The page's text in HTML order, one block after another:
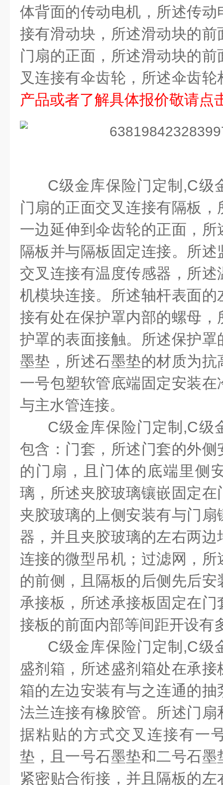
体背面的传动电机，所述传
接有滑动块，所述滑动块的
门扇的正面，所述滑动块的
叉连接有伞齿轮，所述伞齿轮
产品或者了解具体报价敬请
C级金库保险门定制 ,C级
门扇的正面交叉连接有隔板
一边延伸到伞齿轮的正面，
隔板并与隔板固定连接。所
交叉连接有温度传感器，所
机模块连接。所述轴杆表面
接有处在保护罩内部的螺母
护罩的表面接触。所述保护
墨垫，所述石墨垫的材质为
一号包塑软管底端固定安装
与主水管连接。
C级金库保险门定制 ,C级
包含：门套，所述门套的外
的门扇，且门体的底端里侧
璃，所述夹胶玻璃镶嵌固定
夹胶玻璃的上侧安装有与门
器，并且夹胶玻璃的左右两
连接的微型吊机；过滤网，
的前侧，且隔板的后侧先后
承接板，所述承接板固定在
接板的前面内部等间距开设有
C级金库保险门定制 ,C级
盛剂箱，所述盛剂箱处在承
箱的左边安装有与之连通的
法兰连接有橡胶管。所述门
据粘贴的方式交叉连接有一
垫，且一号石墨垫和二号石
紧密贴合衔接，并且隔板的